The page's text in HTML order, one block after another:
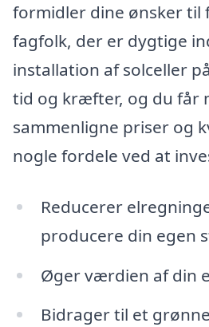
formidler dine ønsker til
fagfolk, der er dygtige
installation af solceller
tid og kræfter, og du får
sammenligne priser og
nogle fordele ved at
Reducerer
producere din egen
Øger værdien af din
Bidrager til et